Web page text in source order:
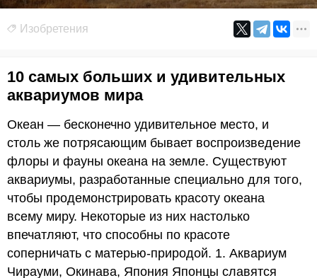
Изобретения
10 самых больших и удивительных
аквариумов мира
Океан — бесконечно удивительное место, и
столь же потрясающим бывает воспроизведение
флоры и фауны океана на земле. Существуют
аквариумы, разработанные специально для того,
чтобы продемонстрировать красоту океана
всему миру. Некоторые из них настолько
впечатляют, что способны по красоте
соперничать с матерью-природой. 1. Аквариум
Чирауми, Окинава, Япония Японцы славятся